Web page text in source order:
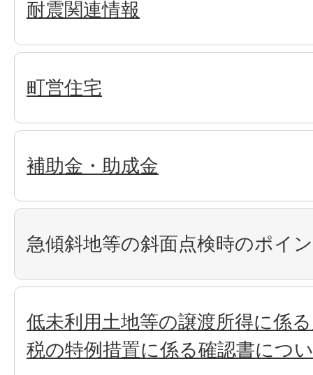
耐震関連情報
町営住宅
補助金・助成金
急傾斜地等の斜面点検時のポイ
低未利用土地等の譲渡所得に係
税の特例措置に係る確認書につ